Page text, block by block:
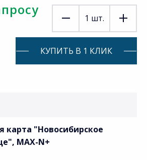
1 шт.
КУПИТЬ В 1 КЛИК
карта "Новосибирское
MAX-N+